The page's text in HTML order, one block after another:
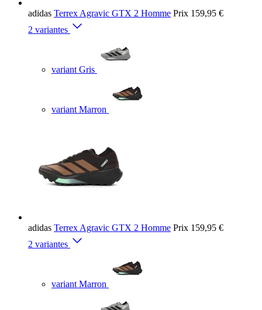
adidas Terrex Agravic GTX 2 Homme Prix 159,95 €
2 variantes
variant Gris
variant Marron
adidas Terrex Agravic GTX 2 Homme Prix 159,95 €
2 variantes
variant Marron